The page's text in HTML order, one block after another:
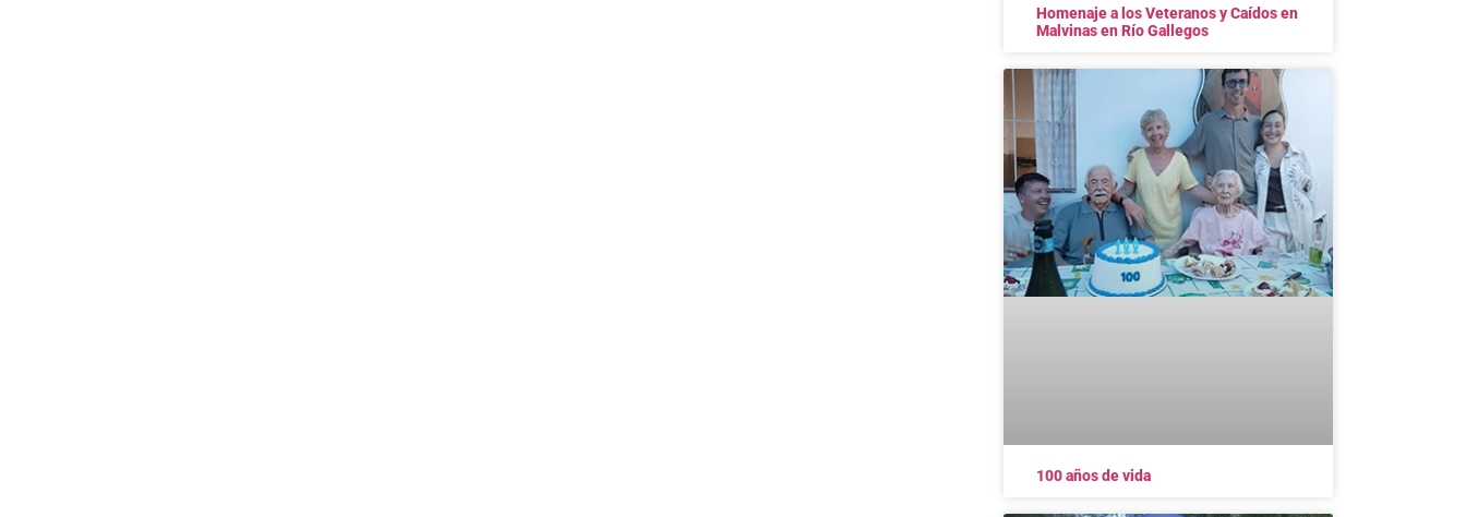
Homenaje a los Veteranos y Caídos en
Malvinas en Río Gallegos
100 años de vida